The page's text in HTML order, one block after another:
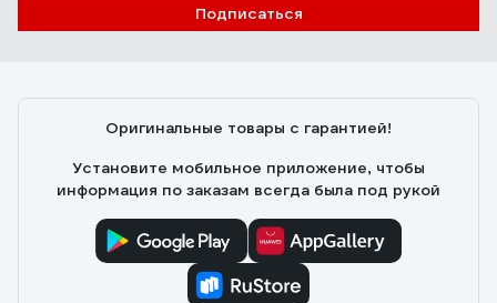
Подписаться
Оригинальные товары с гарантией!
Установите мобильное приложение, чтобы
информация по заказам всегда была под рукой